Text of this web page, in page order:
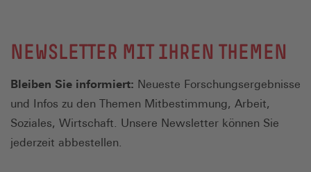
NEWSLETTER MIT IHREN THEMEN
Bleiben Sie informiert: Neueste Forschungsergebnisse
und Infos zu den Themen Mitbestimmung, Arbeit,
Soziales, Wirtschaft. Unsere Newsletter können Sie
jederzeit abbestellen.